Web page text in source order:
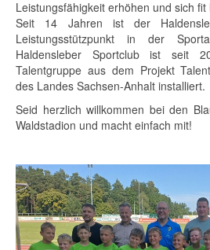
Leistungsfähigkeit erhöhen und sich fit
Seit 14 Jahren ist der
Leistungsstützpunkt in der
Haldensleber Sportclub ist seit
Talentgruppe aus dem Projekt
des Landes Sachsen-Anhalt installiert.
Seid herzlich willkommen bei den
Waldstadion und macht einfach mit!